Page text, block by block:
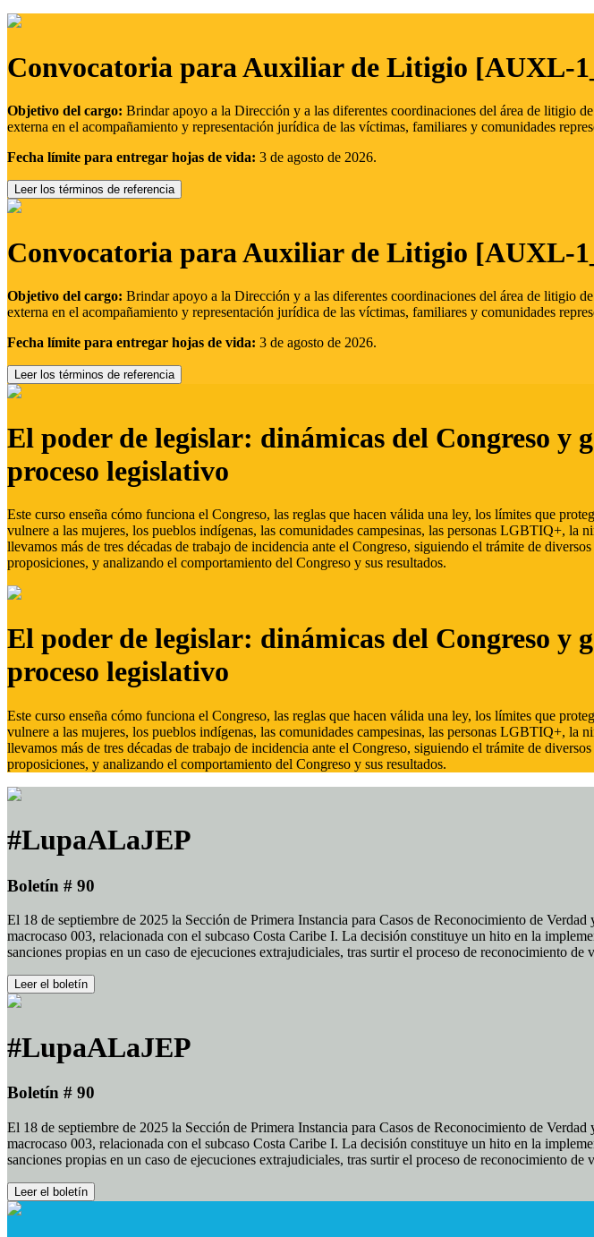
Convocatoria para Auxiliar de Litigio [AUXL-
Objetivo del cargo: Brindar apoyo a la Dirección y a las diferentes coordinaciones del área de litigio
externa en el acompañamiento y representación jurídica de las víctimas, familiares y comunidades
Fecha límite para entregar hojas de vida: 3 de agosto de 2026.
Leer los términos de referencia
Convocatoria para Auxiliar de Litigio [AUXL-
Objetivo del cargo: Brindar apoyo a la Dirección y a las diferentes coordinaciones del área de litigio
externa en el acompañamiento y representación jurídica de las víctimas, familiares y comunidades
Fecha límite para entregar hojas de vida: 3 de agosto de 2026.
Leer los términos de referencia
El poder de legislar: dinámicas del Congreso y
proceso legislativo
Este curso enseña cómo funciona el Congreso, las reglas que hacen válida una ley, los límites que
vulnere a las mujeres, los pueblos indígenas, las comunidades campesinas, las personas LGBTIQ+, la
llevamos más de tres décadas de trabajo de incidencia ante el Congreso, siguiendo el trámite de
proposiciones, y analizando el comportamiento del Congreso y sus resultados.
El poder de legislar: dinámicas del Congreso y
proceso legislativo
Este curso enseña cómo funciona el Congreso, las reglas que hacen válida una ley, los límites que
vulnere a las mujeres, los pueblos indígenas, las comunidades campesinas, las personas LGBTIQ+, la
llevamos más de tres décadas de trabajo de incidencia ante el Congreso, siguiendo el trámite de
proposiciones, y analizando el comportamiento del Congreso y sus resultados.
#LupaALaJEP
Boletín # 90
El 18 de septiembre de 2025 la Sección de Primera Instancia para Casos de Reconocimiento de
macrocaso 003, relacionada con el subcaso Costa Caribe I. La decisión constituye un hito en la
sanciones propias en un caso de ejecuciones extrajudiciales, tras surtir el proceso de reconocimiento
Leer el boletín
#LupaALaJEP
Boletín # 90
El 18 de septiembre de 2025 la Sección de Primera Instancia para Casos de Reconocimiento de
macrocaso 003, relacionada con el subcaso Costa Caribe I. La decisión constituye un hito en la
sanciones propias en un caso de ejecuciones extrajudiciales, tras surtir el proceso de reconocimiento
Leer el boletín